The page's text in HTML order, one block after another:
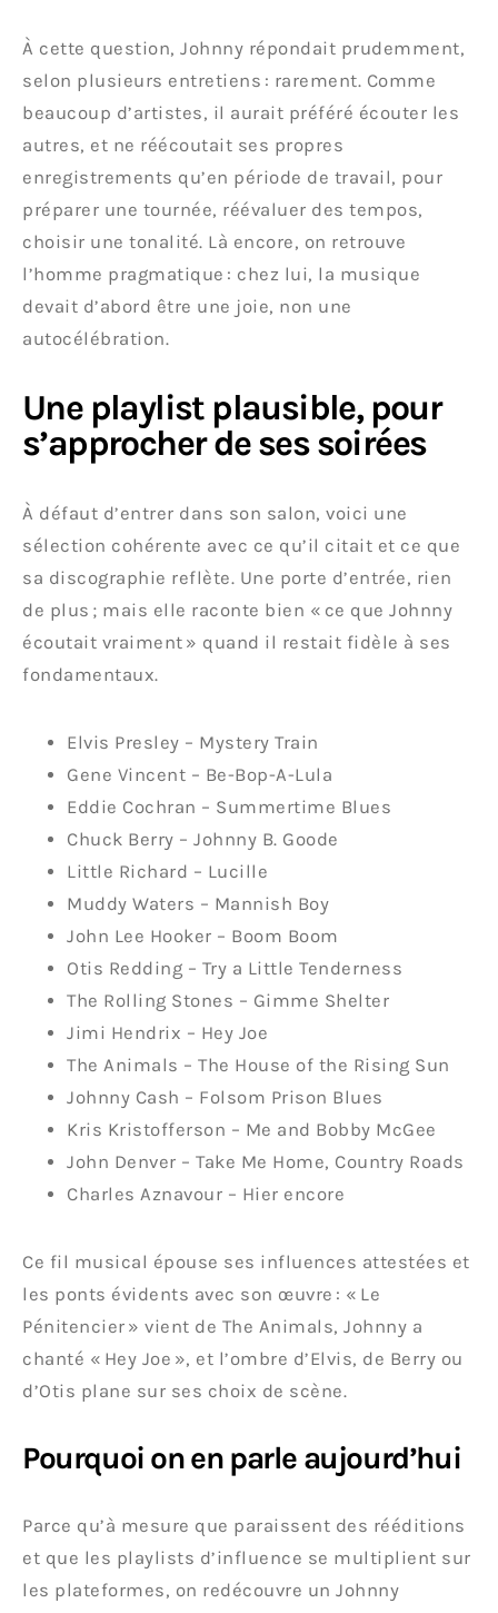
À cette question, Johnny répondait prudemment,
selon plusieurs entretiens : rarement. Comme
beaucoup d’artistes, il aurait préféré écouter les
autres, et ne réécoutait ses propres
enregistrements qu’en période de travail, pour
préparer une tournée, réévaluer des tempos,
choisir une tonalité. Là encore, on retrouve
l’homme pragmatique : chez lui, la musique
devait d’abord être une joie, non une
autocélébration.
Une playlist plausible, pour
s’approcher de ses soirées
À défaut d’entrer dans son salon, voici une
sélection cohérente avec ce qu’il citait et ce que
sa discographie reflète. Une porte d’entrée, rien
de plus ; mais elle raconte bien « ce que Johnny
écoutait vraiment » quand il restait fidèle à ses
fondamentaux.
Elvis Presley – Mystery Train
Gene Vincent – Be-Bop-A-Lula
Eddie Cochran – Summertime Blues
Chuck Berry – Johnny B. Goode
Little Richard – Lucille
Muddy Waters – Mannish Boy
John Lee Hooker – Boom Boom
Otis Redding – Try a Little Tenderness
The Rolling Stones – Gimme Shelter
Jimi Hendrix – Hey Joe
The Animals – The House of the Rising Sun
Johnny Cash – Folsom Prison Blues
Kris Kristofferson – Me and Bobby McGee
John Denver – Take Me Home, Country Roads
Charles Aznavour – Hier encore
Ce fil musical épouse ses influences attestées et
les ponts évidents avec son œuvre : « Le
Pénitencier » vient de The Animals, Johnny a
chanté « Hey Joe », et l’ombre d’Elvis, de Berry ou
d’Otis plane sur ses choix de scène.
Pourquoi on en parle aujourd’hui
Parce qu’à mesure que paraissent des rééditions
et que les playlists d’influence se multiplient sur
les plateformes, on redécouvre un Johnny